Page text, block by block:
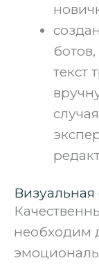
текст
необходим